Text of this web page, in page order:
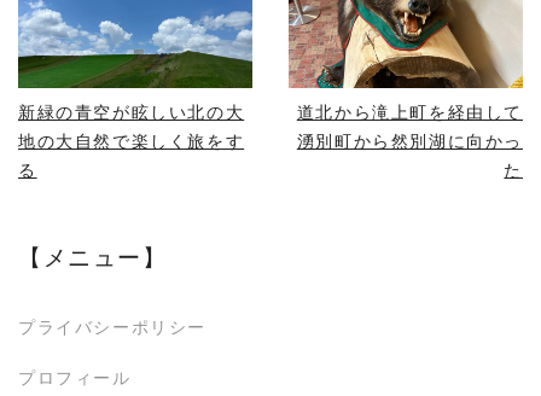
READ MORE
新緑の青空が眩しい北の大
地の大自然で楽しく旅をす
る
READ MORE
道北から滝上町を経由して
湧別町から然別湖に向かっ
た
【メニュー】
プライバシーポリシー
プロフィール